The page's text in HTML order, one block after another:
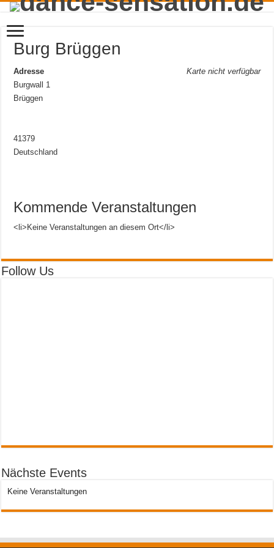
Burg Brüggen
Karte nicht verfügbar
Adresse
Burgwall 1
Brüggen
41379
Deutschland
Kommende Veranstaltungen
<li>Keine Veranstaltungen an diesem Ort</li>
Follow Us
Nächste Events
Keine Veranstaltungen